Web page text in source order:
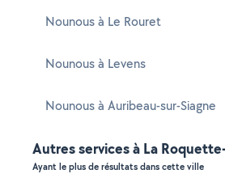
Nounous à Le Rouret
Nounous à Levens
Nounous à Auribeau-sur-Siagne
Autres services à La
Ayant le plus de résultats dans cette ville